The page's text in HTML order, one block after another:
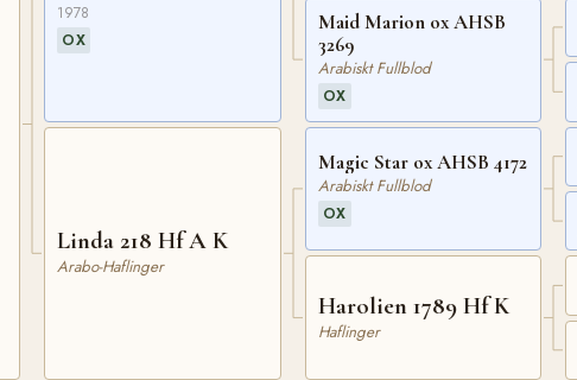
1978
OX
Linda 218 Hf A K
Arabo-Haflinger
Maid Marion ox AHSB
3269
Arabiskt Fullblod
OX
Magic Star ox AHSB 4172
Arabiskt Fullblod
OX
Harolien 1789 Hf K
Haflinger